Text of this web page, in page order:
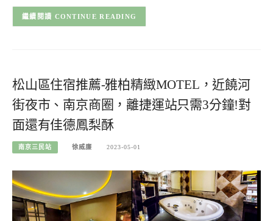
CONTINUE READING
松山區住宿推薦-雅柏精緻MOTEL，近饒河
街夜市、南京商圈，離捷運站只需3分鐘!對
面還有佳德鳳梨酥
南京三民站 徐威廉 2023-05-01